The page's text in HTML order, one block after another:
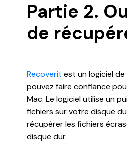
Partie 2.
de
Recoverit est un logiciel
pouvez faire confiance
Mac. Le logiciel utilise un
fichiers sur votre disque
récupérer les fichiers
disque dur.